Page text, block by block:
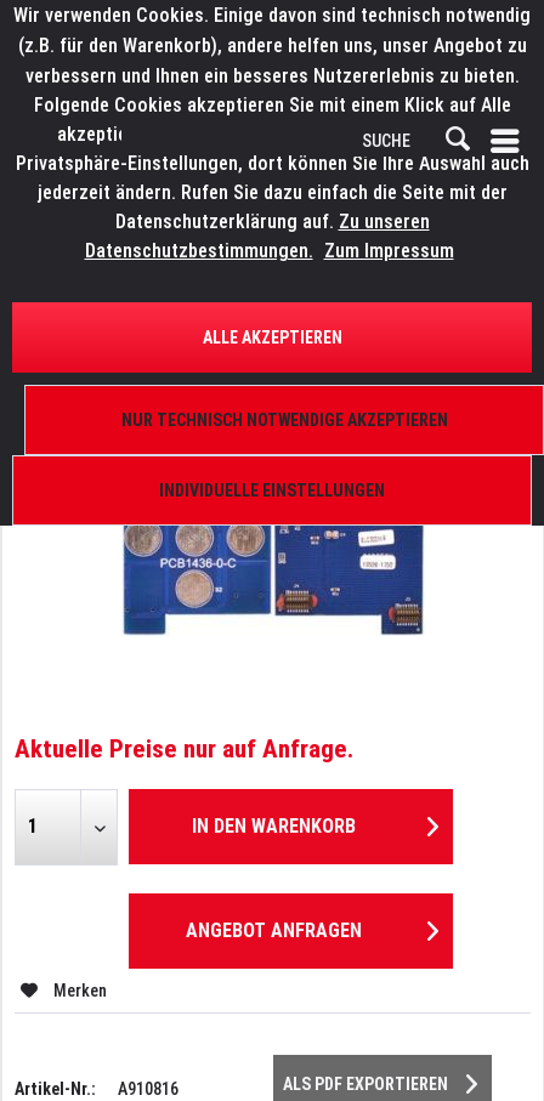
ÜBERSICHT ERSATZTEILE
ELATION 9900010306
Bedienplatine, PCB 1436-0-C
Aktuelle Preise nur auf Anfrage.
IN DEN WARENKORB
ANGEBOT ANFRAGEN
Merken
Artikel-Nr.: A910816 ALS PDF EXPORTIEREN
Wir verwenden Cookies. Einige davon sind technisch notwendig
(z.B. für den Warenkorb), andere helfen uns, unser Angebot zu
verbessern und Ihnen ein besseres Nutzererlebnis zu bieten.
Folgende Cookies akzeptieren Sie mit einem Klick auf Alle
akzeptieren. Weitere Informationen finden Sie in den
Privatsphäre-Einstellungen, dort können Sie Ihre Auswahl auch
jederzeit ändern. Rufen Sie dazu einfach die Seite mit der
Datenschutzerklärung auf. Zu unseren
Datenschutzbestimmungen. Zum Impressum
INDIVIDUELLE EINSTELLUNGEN
NUR TECHNISCH NOTWENDIGE AKZEPTIEREN
ALLE AKZEPTIEREN